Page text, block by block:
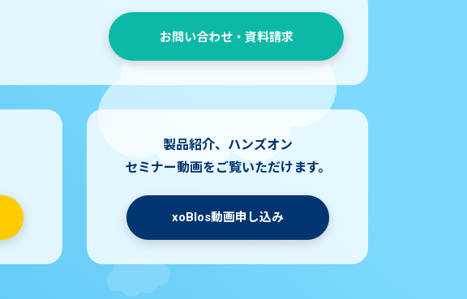
お問い合わせ・資料請求
製品紹介、ハンズオン
セミナー動画をご覧いただけます。
xoBlos動画申し込み